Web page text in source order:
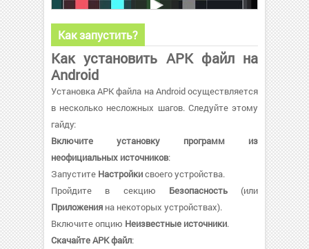
Как запустить?
Как установить APK файл на
Android
Установка APK файла на Android осуществляется
в несколько несложных шагов. Следуйте этому
гайду:
Включите установку программ из
неофициальных источников:
Запустите Настройкисвоего устройства.
Пройдите в секцию Безопасность(или
Приложения на некоторых устройствах).
Включите опцию Неизвестные источники.
Скачайте APK файл: